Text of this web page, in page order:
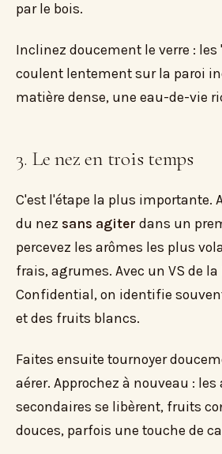
par le bois.
Inclinez doucement le verre :
coulent lentement sur la paroi
matière dense, une eau-de-vie
3. Le nez en trois temps
C'est l'étape la plus importante.
du nez sans agiter dans un
percevez les arômes les plus
frais, agrumes. Avec un VS de
Confidential, on identifie
et des fruits blancs.
Faites ensuite tournoyer
aérer. Approchez à nouveau : les
secondaires se libèrent, fruits
douces, parfois une touche de